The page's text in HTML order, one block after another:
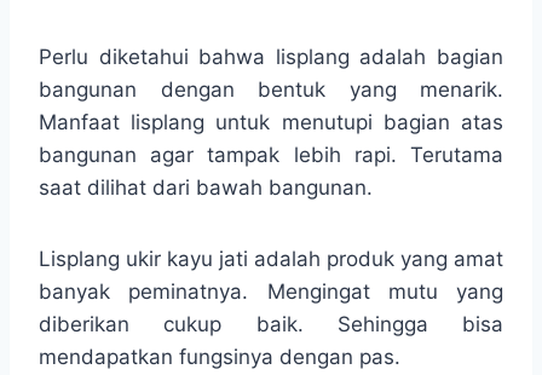
Perlu diketahui bahwa lisplang adalah bagian
bangunan dengan bentuk yang menarik.
Manfaat lisplang untuk menutupi bagian atas
bangunan agar tampak lebih rapi. Terutama
saat dilihat dari bawah bangunan.
Lisplang ukir kayu jati adalah produk yang amat
banyak peminatnya. Mengingat mutu yang
diberikan cukup baik. Sehingga bisa
mendapatkan fungsinya dengan pas.